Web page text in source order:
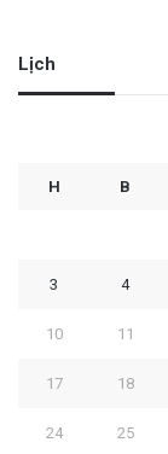
Lịch
H B
3 4
10 11
17 18
24 25